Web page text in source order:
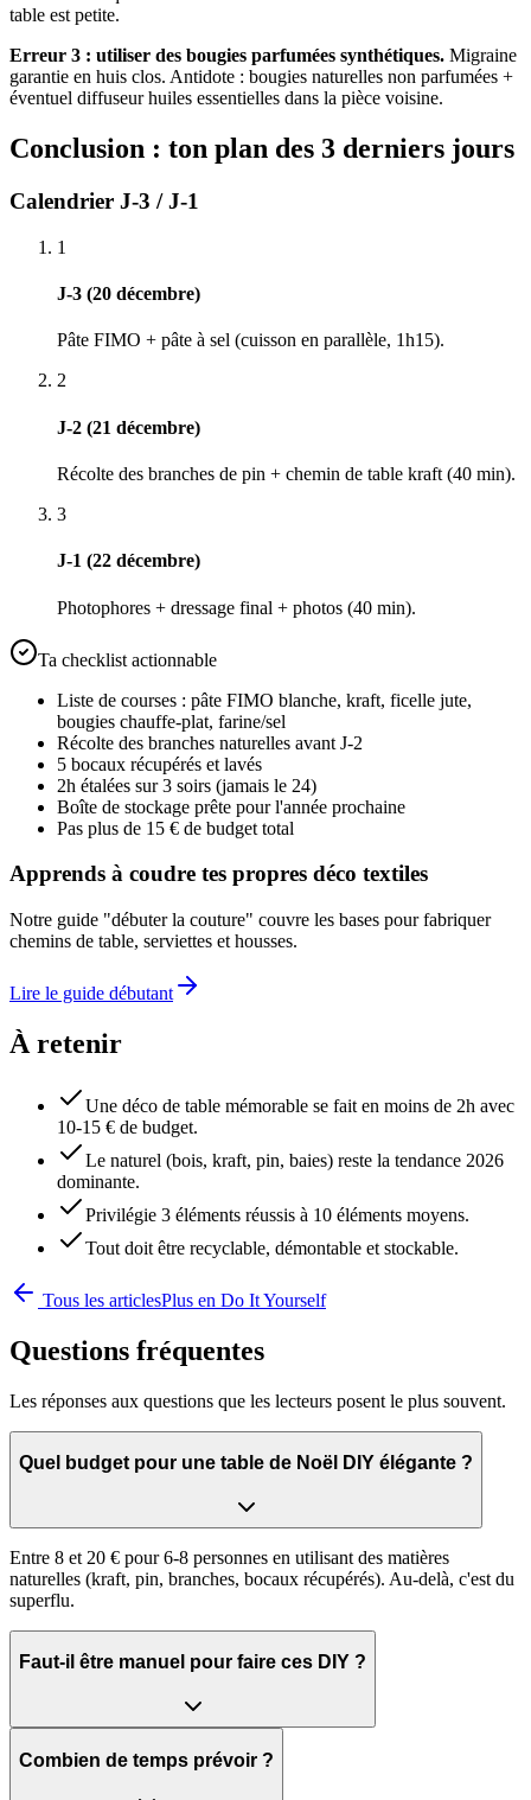
table est petite.
Erreur 3 : utiliser des bougies parfumées synthétiques. Migraine
garantie en huis clos. Antidote : bougies naturelles non parfumées +
éventuel diffuseur huiles essentielles dans la pièce voisine.
Conclusion : ton plan des 3 derniers jours
Calendrier J-3 / J-1
1
J-3 (20 décembre)
Pâte FIMO + pâte à sel (cuisson en parallèle, 1h15).
2
J-2 (21 décembre)
Récolte des branches de pin + chemin de table kraft (40 min).
3
J-1 (22 décembre)
Photophores + dressage final + photos (40 min).
Ta checklist actionnable
Liste de courses : pâte FIMO blanche, kraft, ficelle jute,
bougies chauffe-plat, farine/sel
Récolte des branches naturelles avant J-2
5 bocaux récupérés et lavés
2h étalées sur 3 soirs (jamais le 24)
Boîte de stockage prête pour l'année prochaine
Pas plus de 15 € de budget total
Apprends à coudre tes propres déco textiles
Notre guide "débuter la couture" couvre les bases pour fabriquer
chemins de table, serviettes et housses.
Lire le guide débutant
À retenir
Une déco de table mémorable se fait en moins de 2h avec
10-15 € de budget.
Le naturel (bois, kraft, pin, baies) reste la tendance 2026
dominante.
Privilégie 3 éléments réussis à 10 éléments moyens.
Tout doit être recyclable, démontable et stockable.
Tous les articlesPlus en Do It Yourself
Questions fréquentes
Les réponses aux questions que les lecteurs posent le plus souvent.
Quel budget pour une table de Noël DIY élégante ?
Entre 8 et 20 € pour 6-8 personnes en utilisant des matières
naturelles (kraft, pin, branches, bocaux récupérés). Au-delà, c'est du
superflu.
Faut-il être manuel pour faire ces DIY ?
Combien de temps prévoir ?